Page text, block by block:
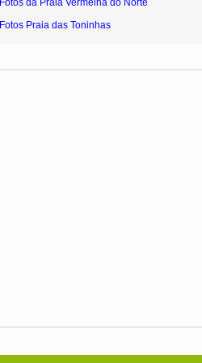
Fotos da Praia Vermelha do Norte
Fotos Praia das Toninhas